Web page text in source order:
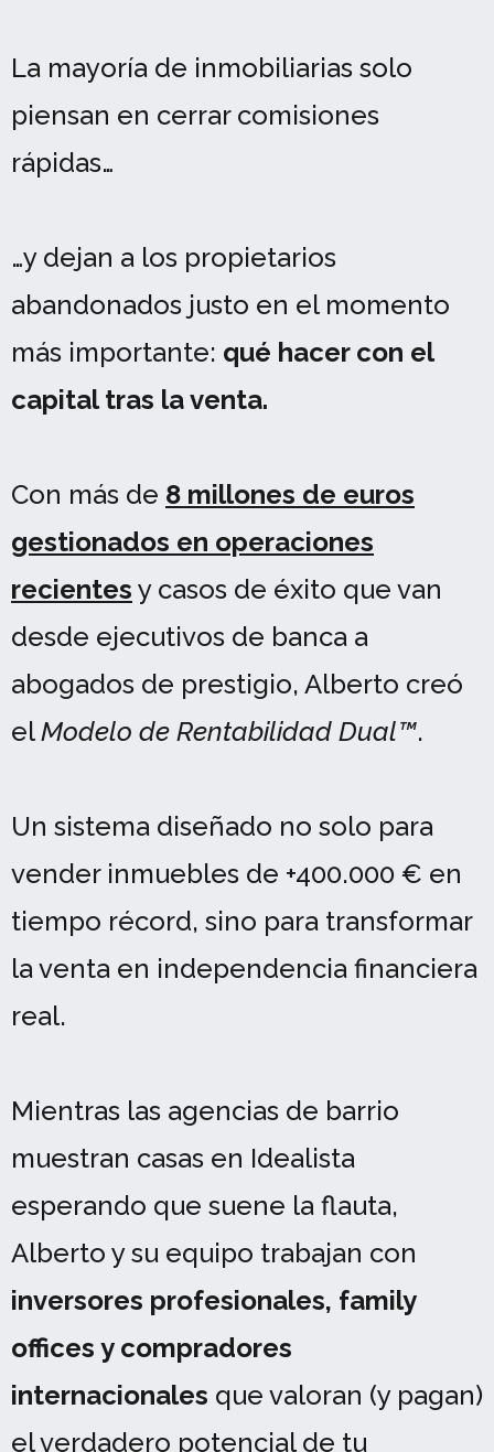
La mayoría de inmobiliarias solo
piensan en cerrar comisiones
rápidas…
…y dejan a los propietarios
abandonados justo en el momento
más importante: qué hacer con el
capital tras la venta.
Con más de 8 millones de euros
gestionados en operaciones
recientes y casos de éxito que van
desde ejecutivos de banca a
abogados de prestigio, Alberto creó
elModelo de Rentabilidad Dual™.
Un sistema diseñado no solo para
vender inmuebles de +400.000 € en
tiempo récord, sino para transformar
la venta en independencia financiera
real.
Mientras las agencias de barrio
muestran casas en Idealista
esperando que suene la flauta,
Alberto y su equipo trabajan con
inversores profesionales, family
offices y compradores
internacionales que valoran (y pagan)
el verdadero potencial de tu